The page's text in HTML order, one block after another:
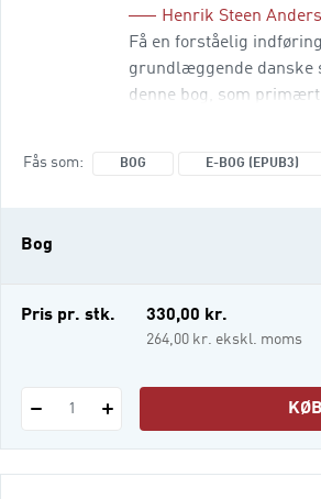
Henrik Steen
Få en forståelig
grundlæggende danske
denne bog, som
skattemyndighederne.
kap
Fås som BOG E-BOG (EPUB3)
Bog
e-bog (epub3)
Pris pr. stk. 330,00 kr.
264,00 kr. ekskl. moms
1 KØB